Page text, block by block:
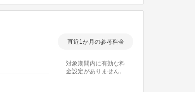
直近1か月の参考料金
対象期間内に有効な料
金設定がありません。